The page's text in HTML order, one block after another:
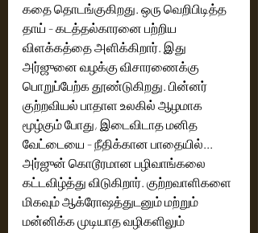
கதை தொடங்குகிறது. ஒரு வெறிபிடித்த
தாய் - கடத்தல்காரனை பற்றிய
விளக்கத்தை அளிக்கிறார். இது
அர்ஜுனை வழக்கு விசாரணைக்கு
பொறுப்பேற்க தூண்டுகிறது. பின்னர்
குற்றவியல் பாதாள உலகில் ஆழமாக
மூழ்கும் போது, இடைவிடாத மனித
வேட்டையை - நீதிக்கான பாதையில்...
அர்ஜுன் கொடூரமான பழிவாங்கலை
கட்டவிழ்த்து விடுகிறார். குற்றவாளிகளை
மிகவும் ஆக்ரோஷத்துடனும் மற்றும்
மன்னிக்க முடியாத வழிகளிலும்